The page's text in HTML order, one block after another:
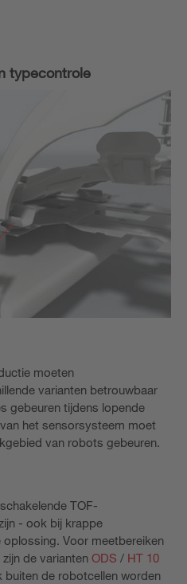
typecontrole
moeten
varianten betrouwbaar
gebeuren tijdens lopende
het sensorsysteem moet
van robots gebeuren.
TOF-
- ook bij krappe
Voor meetbereiken
de varianten ODS / HT 10
buiten de robotcellen worden